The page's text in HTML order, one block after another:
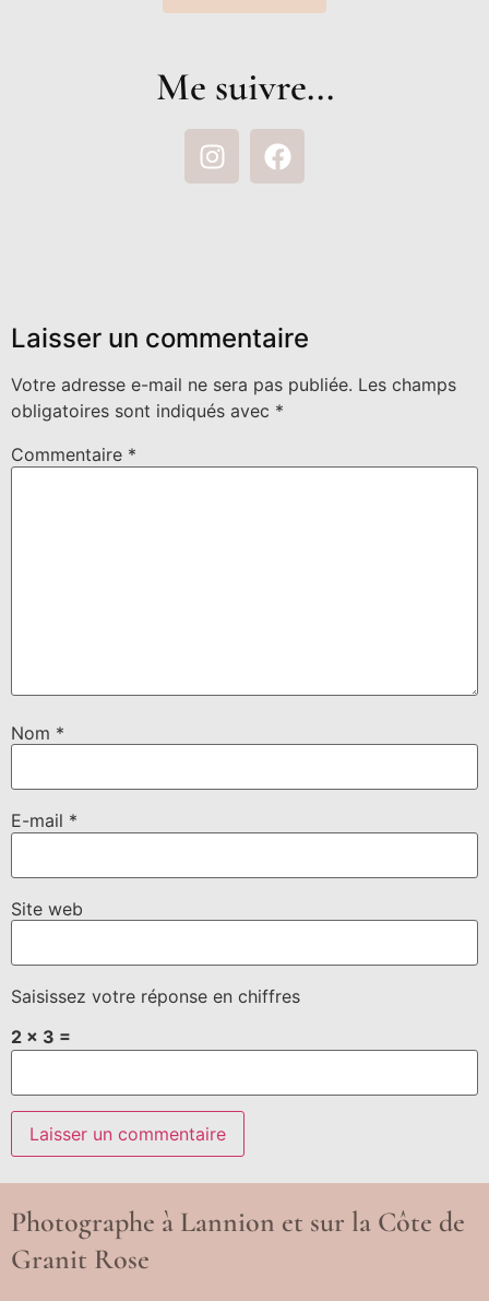
Me suivre...
Laisser un commentaire
Votre adresse e-mail ne sera pas publiée. Les champs
obligatoires sont indiqués avec *
Commentaire *
Nom *
E-mail *
Site web
Saisissez votre réponse en chiffres
2 × 3 =
Photographe à Lannion et sur la Côte de
Granit Rose